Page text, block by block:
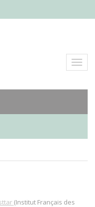
(Institut Français des